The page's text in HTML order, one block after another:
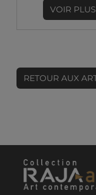
VOIR PLUS
RETOUR AUX